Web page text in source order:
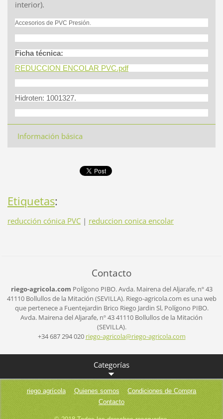
interior).
Accesorios de PVC Presión.
Ficha técnica:
REDUCCION ENCOLAR PVC.pdf
Hidroten: 1001327.
Información básica
Etiquetas:
reducción cónica PVC | reduccion conica encolar
Contacto
riego-agricola.com Polígono PIBO.Avda. Mairena del Aljarafe, nº 43
41110 Bollullos de la Mitación (SEVILLA). Riego-agricola.com es una web
que pertenece a Fuentejardin Brico Riego Jardin Sl,Polígono PIBO.
Avda. Mairena del Aljarafe, nº 4341110 Bollullos de la Mitación
(SEVILLA).
+34 687 294 020 riego-agricola@riego-agricola.com
Categorías
riego agrícola Quienes somos
Condiciones de Compra
Contacto